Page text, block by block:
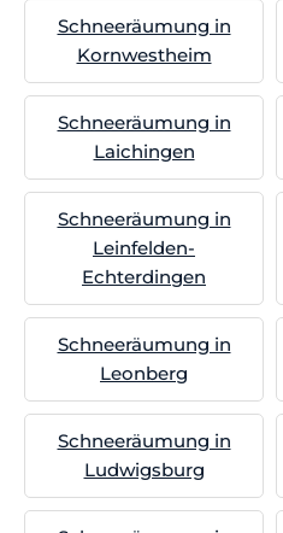
Schneeräumung in
Kornwestheim
Schneeräumung in
Laichingen
Schneeräumung in
Leinfelden-
Echterdingen
Schneeräumung in
Leonberg
Schneeräumung in
Ludwigsburg